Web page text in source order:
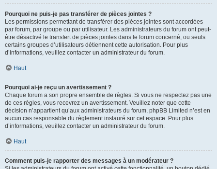
Pourquoi ne puis-je pas transférer de pièces jointes ?
Les permissions permettant de transférer des pièces jointes sont accordées
par forum, par groupe ou par utilisateur. Les administrateurs du forum ont peut-
être désactivé le transfert de pièces jointes dans le forum concerné, ou seuls
certains groupes d’utilisateurs détiennent cette autorisation. Pour plus
d’informations, veuillez contacter un administrateur du forum.
Haut
Pourquoi ai-je reçu un avertissement ?
Chaque forum a son propre ensemble de règles. Si vous ne respectez pas une
de ces règles, vous recevrez un avertissement. Veuillez noter que cette
décision n’appartient qu’aux administrateurs du forum, phpBB Limited n’est en
aucun cas responsable du règlement instauré sur cet espace. Pour plus
d’informations, veuillez contacter un administrateur du forum.
Haut
Comment puis-je rapporter des messages à un modérateur ?